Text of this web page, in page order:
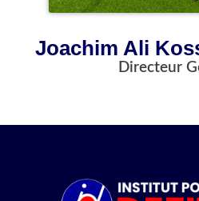
Joachim Ali
Directeur